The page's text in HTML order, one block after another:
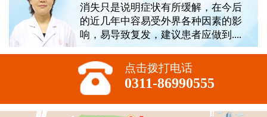
消失只是说明症状有所缓解，在今后
的近几年中容易受外界各种因素的影
响，易导致复发，建议患者应做到....
点击拨打电话
0311-86990555